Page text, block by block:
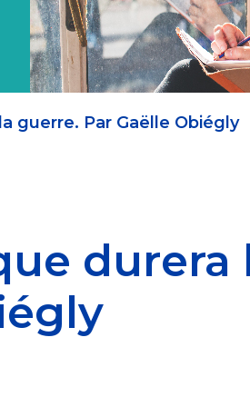
guerre. Par Gaëlle Obiégly
durera